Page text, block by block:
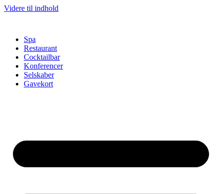
Videre til indhold
Spa
Restaurant
Cocktailbar
Konferencer
Selskaber
Gavekort